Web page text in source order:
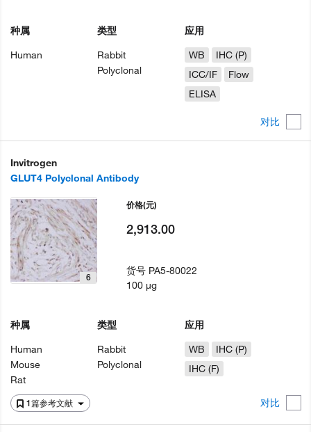
对比
种属
Human
类型
Rabbit
Polyclonal
应用
WB
IHC (P)
ICC/IF
Flow
ELISA
Invitrogen
GLUT4 Polyclonal Antibody
1篇参考文献 对比
6
种属
Human
Mouse
Rat
类型
Rabbit
Polyclonal
应用
WB
IHC (P)
IHC (F)
价格(元)
2,913.00
货号 PA5-80022
100 µg